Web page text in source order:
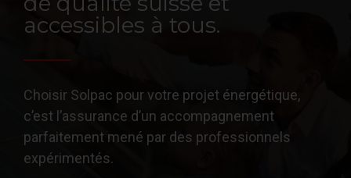
accessibles à tous.
Choisir Solpac pour votre projet énergétique,
c’est l’assurance d’un accompagnement
parfaitement mené par des professionnels
expérimentés.